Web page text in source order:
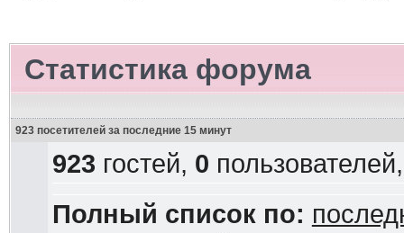
Статистика форума
923 посетителей за последние 15 минут
923 гостей, 0
Полный список по: